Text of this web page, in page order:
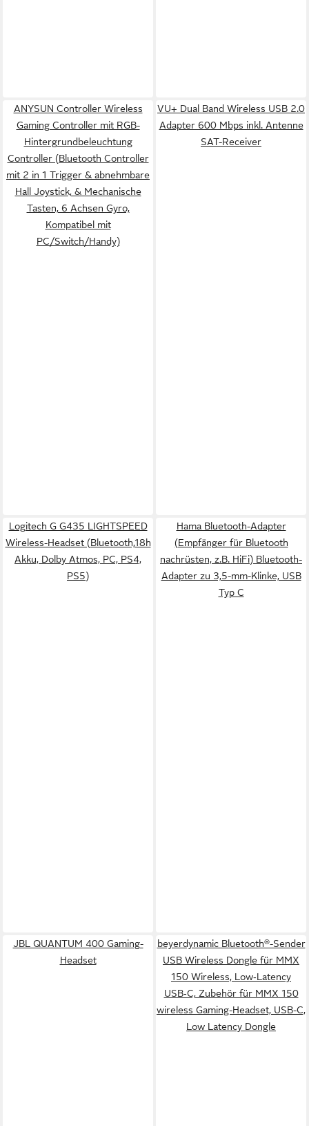
ANYSUN Controller Wireless
Gaming Controller mit RGB-
Hintergrundbeleuchtung
Controller (Bluetooth Controller
mit 2 in 1 Trigger & abnehmbare
Hall Joystick, & Mechanische
Tasten, 6 Achsen Gyro,
Kompatibel mit
PC/Switch/Handy)
VU+ Dual Band Wireless USB 2.0
Adapter 600 Mbps inkl. Antenne
SAT-Receiver
Logitech G G435 LIGHTSPEED
Wireless-Headset (Bluetooth,18h
Akku, Dolby Atmos, PC, PS4,
PS5)
Hama Bluetooth-Adapter
(Empfänger für Bluetooth
nachrüsten, z.B. HiFi) Bluetooth-
Adapter zu 3,5-mm-Klinke, USB
Typ C
JBL QUANTUM 400 Gaming-
Headset
beyerdynamic Bluetooth®-Sender
USB Wireless Dongle für MMX
150 Wireless, Low‑Latency
USB‑C, Zubehör für MMX 150
wireless Gaming-Headset, USB-C,
Low Latency Dongle